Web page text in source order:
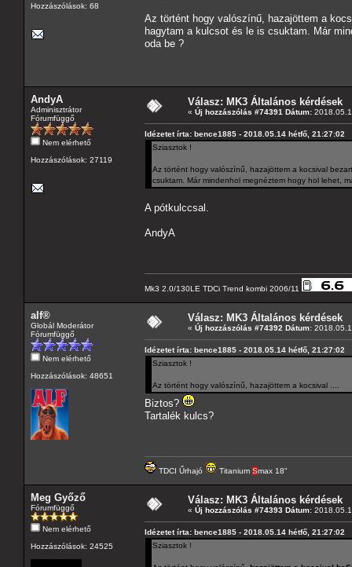
Hozzászólások: 68
Az történt hogy valószínű, hazajöttem a
hagytam a kulcsot és le is csuktam. Már
oda be ?
AndyA
Adminisztrátor
Fórumfüggő
Nem elérhető
Hozzászólások: 27119
Válasz: MK3 Általános kérdések
« Új hozzászólás #74391 Dátum:
Idézetet írta: bence1885 - 2018.05.14 hétfő, 21:27:02
Sziasztok !
Az történt hogy valószínű, hazajöttem a kocsival
csuktam. Már mindenhol megnéztem hogy hol lehet,
A pótkulccsal.
AndyA
Mk3 2.0/130LE TDCi Trend kombi 2006/11
alf®
Globál Moderátor
Fórumfüggő
Nem elérhető
Hozzászólások: 48651
Válasz: MK3 Általános kérdések
« Új hozzászólás #74392 Dátum:
Idézetet írta: bence1885 - 2018.05.14 hétfő, 21:27:02
Sziasztok !
Az történt hogy valószínű, hazajöttem a kocsival ....
Biztos?
Tartalék kulcs?
TDCI Űrhajó Titanium Smax 18"
Meg Győző
Fórumfüggő
Nem elérhető
Hozzászólások: 24525
Válasz: MK3 Általános kérdések
« Új hozzászólás #74393 Dátum:
Idézetet írta: bence1885 - 2018.05.14 hétfő, 21:27:02
Sziasztok !